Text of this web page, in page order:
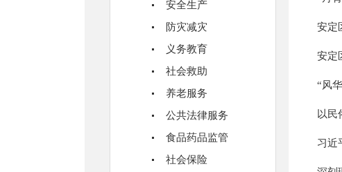
安全生产
防灾减灾
义务教育
社会救助
养老服务
公共法律服务
食品药品监管
社会保险
安定
安定
“风
以民
习近